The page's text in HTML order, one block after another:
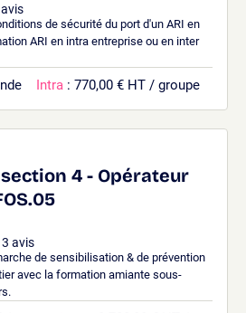
avis
de sécurité du port d'un ARI en
ARI en intra entreprise ou en inter
Intra : 770,00 € HT / groupe
4 - Opérateur
3 avis
de sensibilisation & de prévention
avec la formation amiante sous-